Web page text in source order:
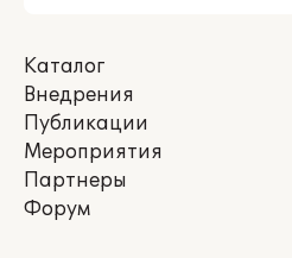
Каталог
Внедрения
Публикации
Мероприятия
Партнеры
Форум